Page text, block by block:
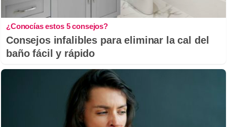
¿Conocías estos 5 consejos?
Consejos infalibles para eliminar la cal del
baño fácil y rápido